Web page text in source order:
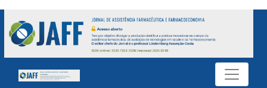
Características da demanda judicial de medicamentos e